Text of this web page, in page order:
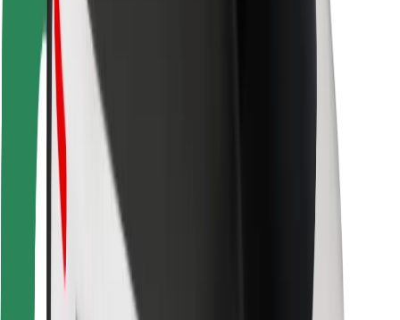
Поддержка
Для клиентов
Для водителей
Для курьеров
Bolt Food
Для владельцев автопарков
Для ресторанов
Bolt for Business
Прочее
Поставщики